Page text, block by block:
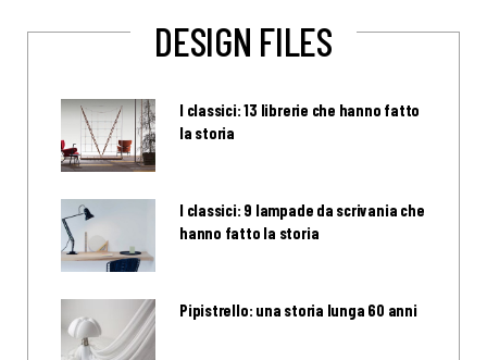
DESIGN FILES
I classici: 13 librerie che hanno fatto
la storia
I classici: 9 lampade da scrivania che
hanno fatto la storia
Pipistrello: una storia lunga 60 anni